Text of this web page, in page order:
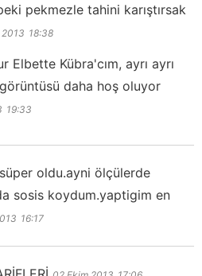
pekmezle tahini karıştırsak
2013 18:38
Elbette Kübra'cım, ayrı ayrı
görüntüsü daha hoş oluyor
19:33
oldu.ayni ölçülerde
sosis koydum.yaptigim en
16:17